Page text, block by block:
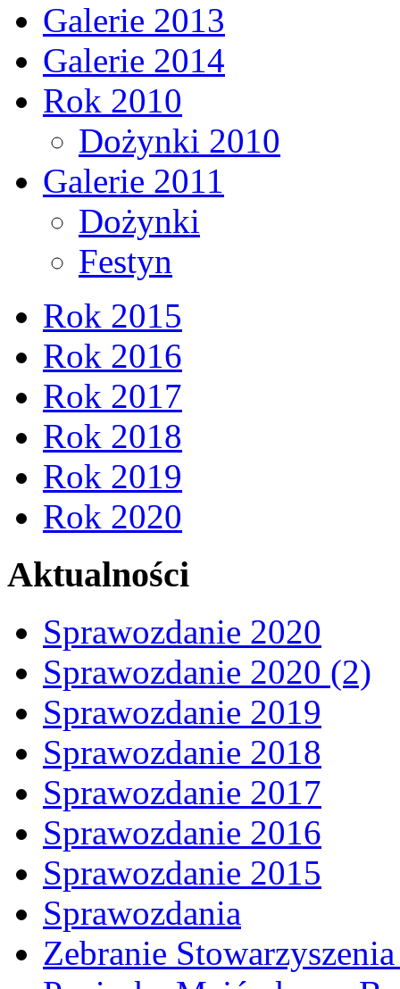
Galerie 2013
Galerie 2014
Rok 2010
Dożynki 2010
Galerie 2011
Dożynki
Festyn
Rok 2015
Rok 2016
Rok 2017
Rok 2018
Rok 2019
Rok 2020
Aktualności
Sprawozdanie 2020
Sprawozdanie 2020 (2)
Sprawozdanie 2019
Sprawozdanie 2018
Sprawozdanie 2017
Sprawozdanie 2016
Sprawozdanie 2015
Sprawozdania
Zebranie